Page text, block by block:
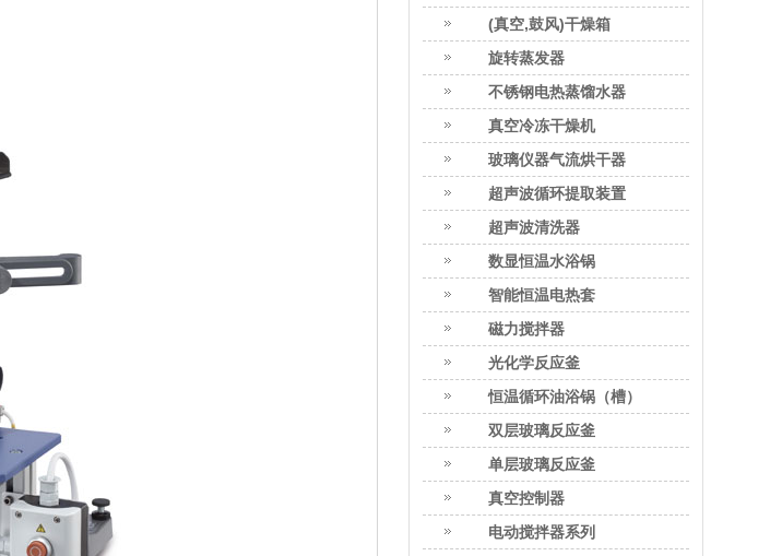
(真空,鼓风)干燥箱
旋转蒸发器
不锈钢电热蒸馏水器
真空冷冻干燥机
玻璃仪器气流烘干器
超声波循环提取装置
超声波清洗器
数显恒温水浴锅
智能恒温电热套
磁力搅拌器
光化学反应釜
恒温循环油浴锅（槽）
双层玻璃反应釜
单层玻璃反应釜
真空控制器
电动搅拌器系列